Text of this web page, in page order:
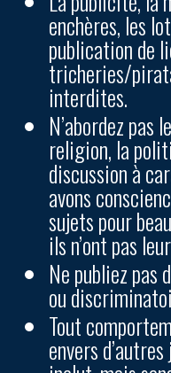
enchères, les
publication de
tricheries/
interdites.
N’abordez pas
religion, la
discussion à
avons
sujets pour
ils n’ont pas
Ne publiez pas
ou
Tout
envers